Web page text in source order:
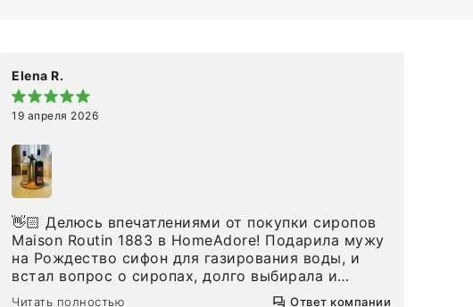
Elena R.
19 апреля 2026
👋🏻 Делюсь впечатлениями от покупки сиропов
Maison Routin 1883 в HomeAdore! Подарила мужу
на Рождество сифон для газирования воды, и
встал вопрос о сиропах, долго выбирала и
решила попробовать сироп Maison Routin кола, (
Читать полностью Ответ компании